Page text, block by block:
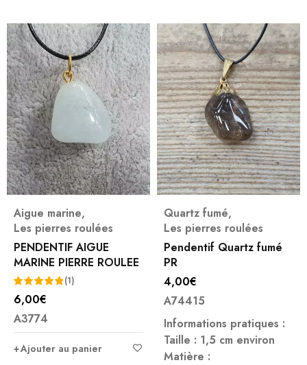
Aigue marine,
Les pierres roulées
PENDENTIF AIGUE
MARINE PIERRE ROULEE
Note5.00
sur 5
(1)
6,00€
A3774
Ajouter au panier
Quartz fumé,
Les pierres roulées
Pendentif Quartz fumé
PR
4,00€
A74415
Informations pratiques :
Taille : 1,5 cm environ
Matière :